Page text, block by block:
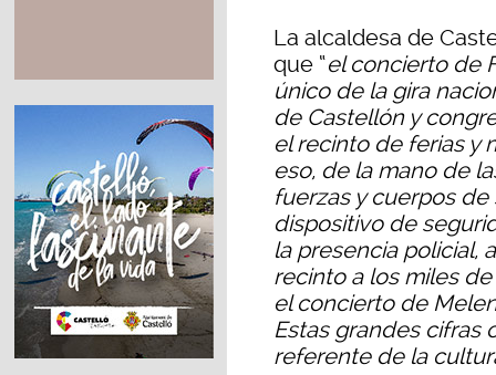
La alcaldesa de
que “el concierto de
único de la gira
de Castellón y
el recinto de ferias y
eso, de la mano de
fuerzas y cuerpos
dispositivo de
la presencia policial,
recinto a los miles
el concierto de
Estas grandes cifras
referente de la